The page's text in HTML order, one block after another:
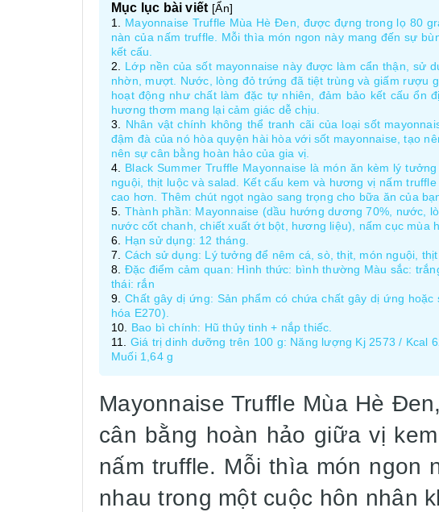
Mục lục bài viết [Ẩn]
Mayonnaise Truffle Mùa Hè Đen, được đựng trong lọ 80
nàn của nấm truffle. Mỗi thìa món ngon này mang đến sự
kết cấu.
Lớp nền của sốt mayonnaise này được làm cẩn thận, sử
nhờn, mượt. Nước, lòng đỏ trứng đã tiệt trùng và giấm rượu
hoạt động như chất làm đặc tự nhiên, đảm bảo kết cấu ổn
hương thơm mang lại cảm giác dễ chịu.
Nhân vật chính không thể tranh cãi của loại sốt
đậm đà của nó hòa quyện hài hòa với sốt mayonnaise, tạo
nên sự cân bằng hoàn hảo của gia vị.
Black Summer Truffle Mayonnaise là món ăn kèm lý
nguội, thịt luộc và salad. Kết cấu kem và hương vị nấm
cao hơn. Thêm chút ngọt ngào sang trọng cho bữa ăn của
Thành phần: Mayonnaise (dầu hướng dương 70%, nước,
nước cốt chanh, chiết xuất ớt bột, hương liệu), nấm cục mùa
Hạn sử dụng: 12 tháng.
Cách sử dụng: Lý tưởng để nêm cá, sò, thịt, món nguội,
Đặc điểm cảm quan: Hình thức: bình thường Màu sắc:
thái: rắn
Chất gây dị ứng: Sản phẩm có chứa chất gây dị ứng
hóa E270).
Bao bì chính: Hũ thủy tinh + nắp thiếc.
Giá trị dinh dưỡng trên 100 g: Năng lượng Kj 2573 / Kcal
Muối 1,64 g
Mayonnaise Truffle Mùa Hè
cân bằng hoàn hảo giữa vị
nấm truffle. Mỗi thìa món
nhau trong một cuộc hôn nhân